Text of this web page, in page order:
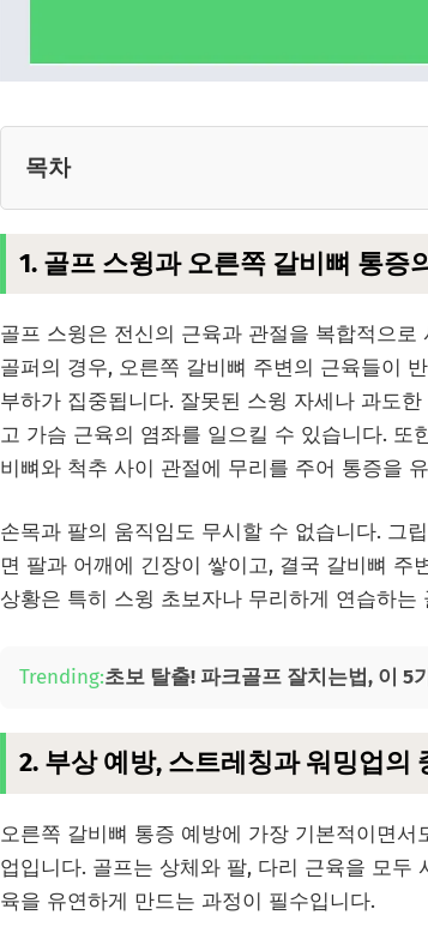
목차
1. 골프 스윙과 오른쪽 갈비뼈 통증
골프 스윙은 전신의 근육과 관절을 복합적으로
골퍼의 경우, 오른쪽 갈비뼈 주변의 근육들이
부하가 집중됩니다. 잘못된 스윙 자세나 과도
고 가슴 근육의 염좌를 일으킬 수 있습니다. 또
비뼈와 척추 사이 관절에 무리를 주어 통증을
손목과 팔의 움직임도 무시할 수 없습니다. 그
면 팔과 어깨에 긴장이 쌓이고, 결국 갈비뼈 주
상황은 특히 스윙 초보자나 무리하게 연습하는
Trending:초보 탈출! 파크골프 잘치는법, 이 5
2. 부상 예방, 스트레칭과 워밍업의
오른쪽 갈비뼈 통증 예방에 가장 기본적이면
업입니다. 골프는 상체와 팔, 다리 근육을 모두
육을 유연하게 만드는 과정이 필수입니다.